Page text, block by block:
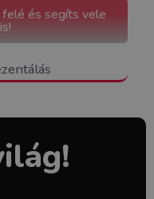
és segíts vele